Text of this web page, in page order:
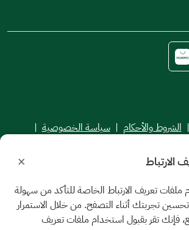
| الشروط والأحكام | سياسة الخصوصية |
للجامعة السعودية الإلكترونية © 2026
الارتباط ×
تعريف الارتباط الخاصة للتأكد من سهولة
تجربتك أثناء التصفح. من خلال الاستمرار
فإنك تقر بقبول استخدام ملفات تعريف